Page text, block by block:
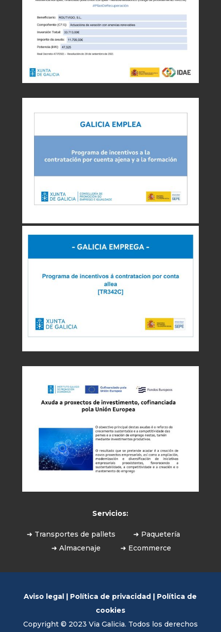
Servicios:
➜ Transportes de pallets➜ Paquetería
➜ Almacenaje➜ Ecommerce
Aviso legal | Política de privacidad | Política de
cookies
Copyright © 2023 Via Galicia. Todos los derechos